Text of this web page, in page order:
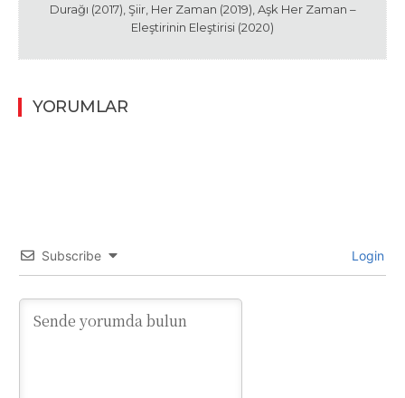
Durağı (2017), Şiir, Her Zaman (2019), Aşk Her Zaman –
Eleştirinin Eleştirisi (2020)
YORUMLAR
Subscribe Login